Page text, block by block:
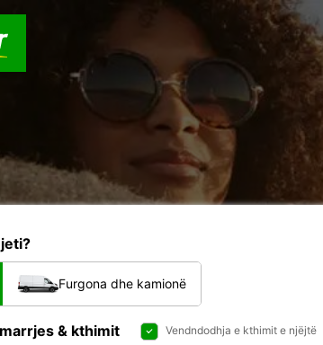
Furgona dhe kamionë
& kthimit Vendndodhja e kthimit e njëjtë